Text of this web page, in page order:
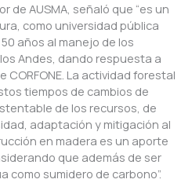
de AUSMA, señaló que “es un
como universidad pública
años al manejo de los
Andes, dando respuesta a
La actividad forestal
tiempos de cambios de
de los recursos, de
adaptación y mitigación al
en madera es un aporte
que además de ser
como sumidero de carbono”.